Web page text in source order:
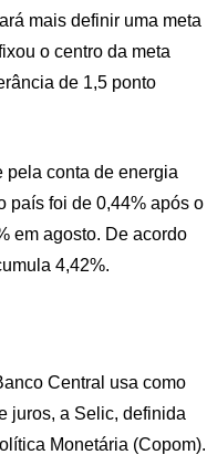
mais definir uma meta
o centro da meta
de 1,5 ponto
pela conta de energia
país foi de 0,44% após o
em agosto. De acordo
4,42%.
Central usa como
juros, a Selic, definida
Monetária (Copom).